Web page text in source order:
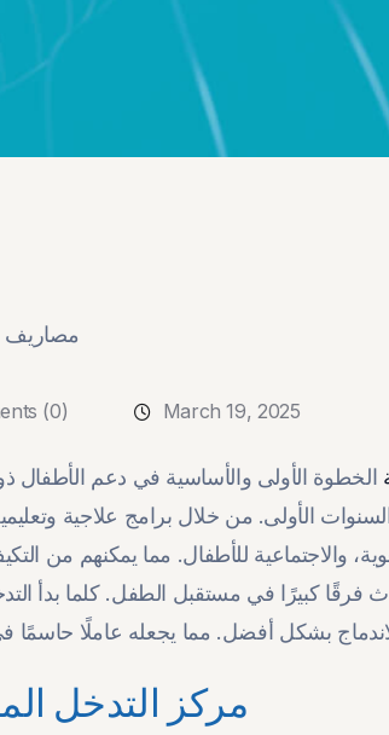
(0) March 19, 2025
الخطوة الأولى والأساسية في دعم الأطفال
الأولى. من خلال برامج علاجية
والاجتماعية للأطفال. مما يمكنهم من
فرقًا كبيرًا في مستقبل الطفل. كلما بدأ
مركز التدخل